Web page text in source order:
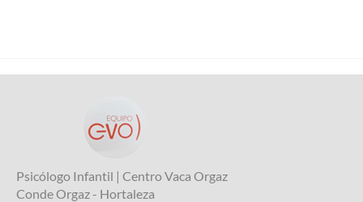
Psicólogo Infantil | Centro Vaca Orgaz
Conde Orgaz - Hortaleza